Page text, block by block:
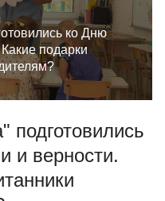
ко Дню
подарки
подготовились
и верности.